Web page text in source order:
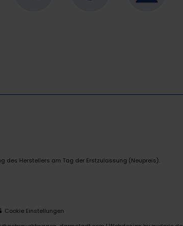
des Herstellers am Tag der Erstzulassung (Neupreis).
Cookie Einstellungen